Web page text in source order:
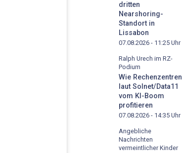
dritten
Nearshoring-
Standort in
Lissabon
07.08.2026 - 11:25 Uhr
Ralph Urech im RZ-
Podium
Wie Rechenzentren
laut Solnet/Data11
vom KI-Boom
profitieren
07.08.2026 - 14:35 Uhr
Angebliche
Nachrichten
vermeintlicher Kinder